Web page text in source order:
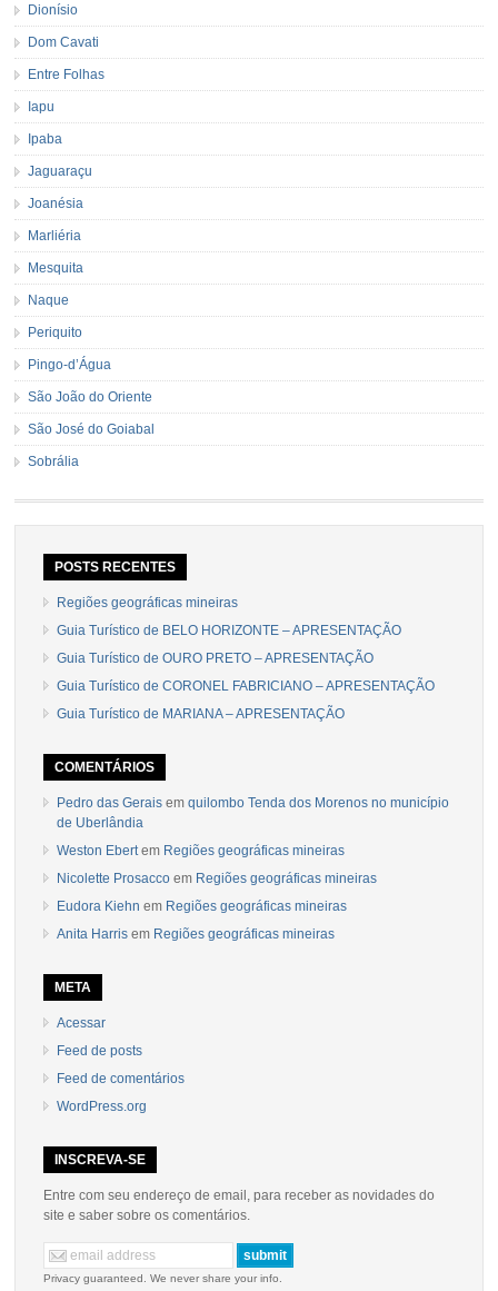
Dionísio
Dom Cavati
Entre Folhas
Iapu
Ipaba
Jaguaraçu
Joanésia
Marliéria
Mesquita
Naque
Periquito
Pingo-d’Água
São João do Oriente
São José do Goiabal
Sobrália
POSTS RECENTES
Regiões geográficas mineiras
Guia Turístico de BELO HORIZONTE – APRESENTAÇÃO
Guia Turístico de OURO PRETO – APRESENTAÇÃO
Guia Turístico de CORONEL FABRICIANO – APRESENTAÇÃO
Guia Turístico de MARIANA – APRESENTAÇÃO
COMENTÁRIOS
Pedro das Gerais emquilombo Tenda dos Morenos no município
de Uberlândia
Weston Ebertem Regiões geográficas mineiras
Nicolette Prosacco em Regiões geográficas mineiras
Eudora Kiehn em Regiões geográficas mineiras
Anita Harris em Regiões geográficas mineiras
META
Acessar
Feed de posts
Feed de comentários
WordPress.org
INSCREVA-SE
Entre com seu endereço de email, para receber as novidades do
site e saber sobre os comentários.
Privacy guaranteed. We never share your info.